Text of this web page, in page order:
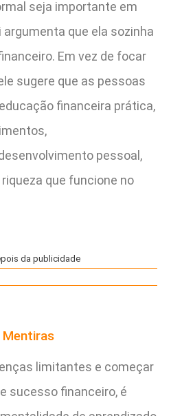
seja importante em
que ela sozinha
Em vez de focar
sugere que as pessoas
financeira prática,
pessoal,
que funcione no
da publicidade
Mentiras
limitantes e começar
sucesso financeiro, é